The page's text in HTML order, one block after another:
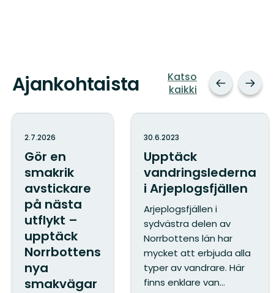
Ajankohtaista
Katso
kaikki
Gör en
smakrik
avstickare
på nästa
utflykt –
upptäck
Norrbottens
nya
smakvägar
2.7.2026
Upptäck
vandringslederna
i Arjeplogsfjällen
30.6.2023
Arjeplogsfjällen i
sydvästra delen av
Norrbottens län har
mycket att erbjuda alla
typer av vandrare. Här
finns enklare van...